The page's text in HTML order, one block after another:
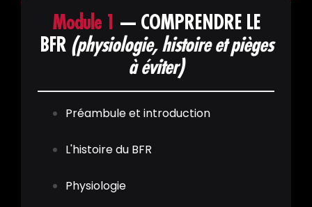
Module 1 — COMPRENDRE LE
BFR(physiologie, histoire et pièges
à éviter)
Préambule et introduction
L'histoire du BFR
Physiologie